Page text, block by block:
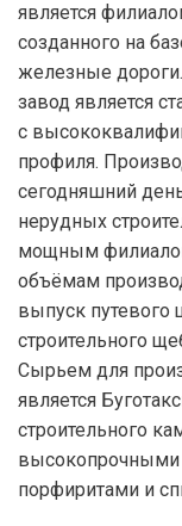
является
созданного на
железные
завод является
с
профиля.
сегодняшний
нерудных
мощным
объёмам
выпуск
строительного
Сырьем для
является
строительного
порфиритами и